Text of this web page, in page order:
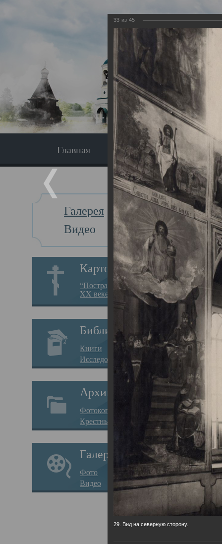
Главная Экскурсия
Галерея
Видео
Картотека
“Пострадавшие за веру в
XX веке на Севере”
Библиотека
Книги
Исследования
Архив
Фотокопии дел
Крестные ходы
Галерея
Фото
Видео
Главная
33 из 45
29. Вид на северную сторону.